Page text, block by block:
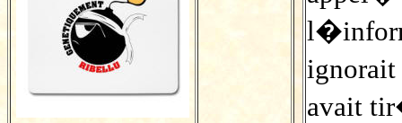
avait